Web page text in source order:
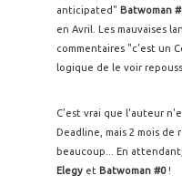
anticipated" Batwoman
en Avril. Les mauvaises
commentaires "c'est un
logique de le voir
C'est vrai que l'auteur
Deadline, mais 2 mois
beaucoup...
En
Elegy et Batwoman #0!